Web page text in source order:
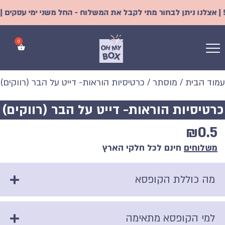
ניתן לבחור מתי לקבל את המשלוח - החל משני ימי עסקים |
עמוד הבית / מוסתר / כרטיסיות הוראות- דייט על הבר (רווקים)
₪0.5
משלוחים חינם לכל חלקי הארץ
מה כוללת הקופסא
למי הקופסא מתאימה
כרטיסיות הוראות- דייט על הבר (רווקים)